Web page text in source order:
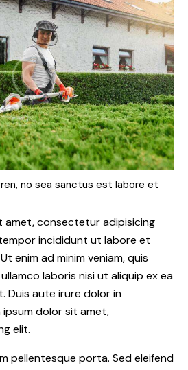
no sea sanctus est labore et
amet, consectetur adipisicing
incididunt ut labore et
enim ad minim veniam, quis
laboris nisi ut aliquip ex ea
Duis aute irure dolor in
dolor sit amet,
elit.
pellentesque porta. Sed eleifend